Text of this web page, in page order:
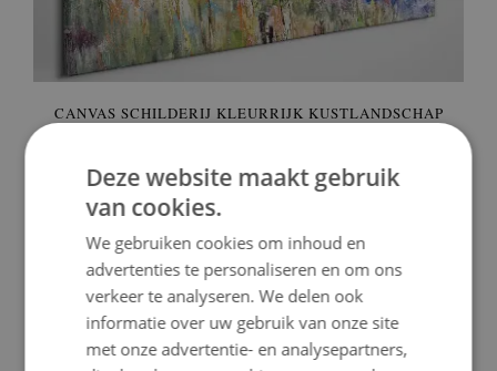
CANVAS SCHILDERIJ KLEURRIJK KUSTLANDSCHAP
Prijs: 59.99 € KOPEN
Deze website maakt gebruik
van cookies.
We gebruiken cookies om inhoud en
advertenties te personaliseren en om ons
verkeer te analyseren. We delen ook
informatie over uw gebruik van onze site
met onze advertentie- en analysepartners,